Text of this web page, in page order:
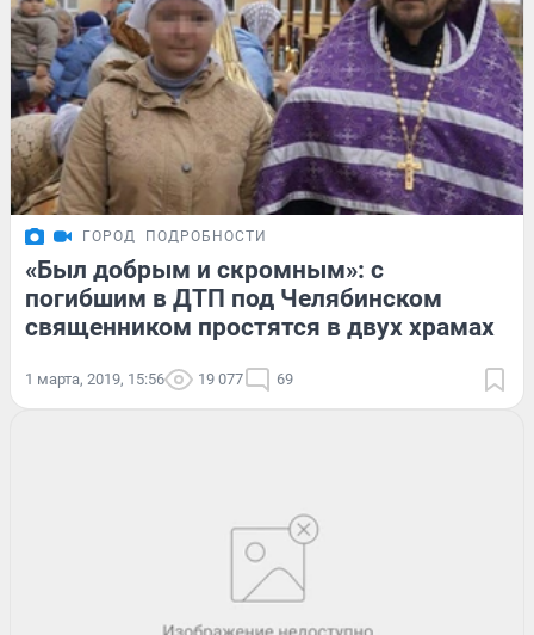
ГОРОД ПОДРОБНОСТИ
«Был добрым и скромным»: с
погибшим в ДТП под Челябинском
священником простятся в двух храмах
1 марта, 2019, 15:56 19 077 69